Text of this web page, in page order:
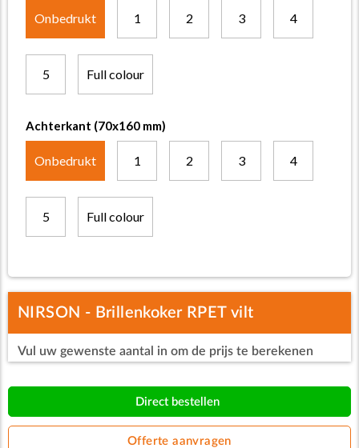
Onbedrukt 1 2 3 4
5 Full colour
Achterkant (70x160 mm)
Onbedrukt 1 2 3 4
5 Full colour
NIRSON - Brillenkoker RPET vilt
Vul uw gewenste aantal in om de prijs te berekenen
Direct bestellen
Offerte aanvragen